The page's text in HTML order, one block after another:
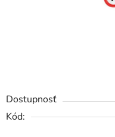
Dostupnosť
Kód: